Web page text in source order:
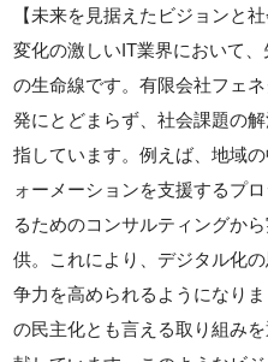
【未来を見据えたビジョンと社
変化の激しいIT業界において
の生命線です。有限会社フェ
発にとどまらず、社会課題の
指しています。例えば、地域
ォーメーションを支援するプ
るためのコンサルティングか
供。これにより、デジタル化
争力を高められるようになり
の民主化とも言える取り組み